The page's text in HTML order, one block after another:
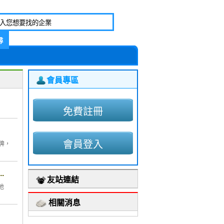
，
會員專區
免費註冊
會員登入
友站連結
相關消息